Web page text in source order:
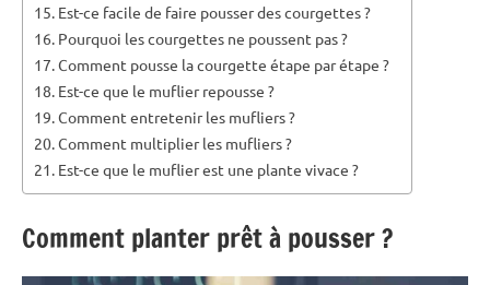
Est-ce facile de faire pousser des courgettes ?
Pourquoi les courgettes ne poussent pas ?
Comment pousse la courgette étape par étape ?
Est-ce que le muflier repousse ?
Comment entretenir les mufliers ?
Comment multiplier les mufliers ?
Est-ce que le muflier est une plante vivace ?
Comment planter prêt à pousser ?